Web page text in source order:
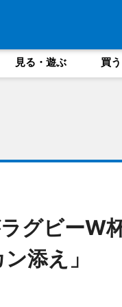
見る・遊ぶ 買う
グビーW
添え」